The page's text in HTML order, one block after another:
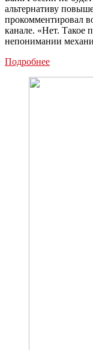
альтернативу
прокомментировал
канале. «Нет. Такое
непонимании
ПодробнееБанк